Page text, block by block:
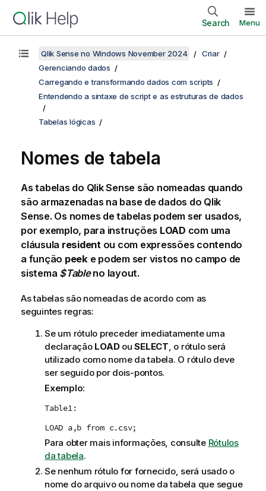
Search Menu
Qlik Sense no Windows November 2024
Criar
Gerenciando dados
Carregando e transformando dados com scripts
Entendendo a sintaxe de script e as estruturas de dados
Tabelas lógicas
Nomes de tabela
As tabelas do Qlik Sense são nomeadas quando
são armazenadas na base de dados do Qlik
Sense. Os nomes de tabelas podem ser usados,
por exemplo, para instruções LOAD com uma
cláusula residentou com expressões contendo
a função peeke podem ser vistos no campo de
sistema $Tableno layout.
As tabelas são nomeadas de acordo com as
seguintes regras:
Se um rótulo preceder imediatamente uma
declaração LOADouSELECT, o rótulo será
utilizado como nome da tabela. O rótulo deve
ser seguido por dois-pontos.
Exemplo:
Table1:
LOAD a,b from c.csv;
Para obter mais informações, consulte Rótulos
da tabela.
Se nenhum rótulo for fornecido, será usado o
nome do arquivo ou nome da tabela que segue